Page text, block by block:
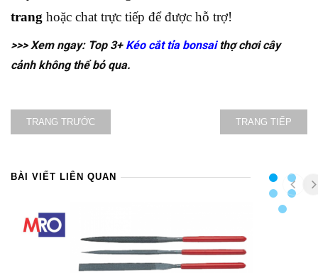
trang hoặc chat trực tiếp để được hỗ trợ!
>>> Xem ngay: Top 3+ Kéo cắt tỉa bonsaithợ chơi cây
cảnh không thể bỏ qua.
TRANG TRƯỚC TRANG TIẾP
BÀI VIẾT LIÊN QUAN